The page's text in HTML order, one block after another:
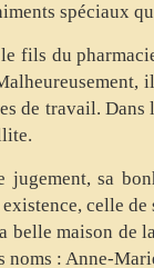
spéciaux
fils du
de travail.
jugement, sa
existence, celle
belle maison de
noms : Anne-